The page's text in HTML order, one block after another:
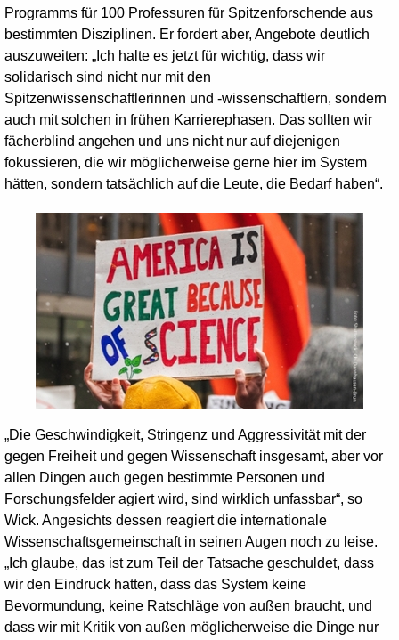
Programms für 100 Professuren für Spitzenforschende aus
bestimmten Disziplinen. Er fordert aber, Angebote deutlich
auszuweiten: „Ich halte es jetzt für wichtig, dass wir
solidarisch sind nicht nur mit den
Spitzenwissenschaftlerinnen und -wissenschaftlern, sondern
auch mit solchen in frühen Karrierephasen. Das sollten wir
fächerblind angehen und uns nicht nur auf diejenigen
fokussieren, die wir möglicherweise gerne hier im System
hätten, sondern tatsächlich auf die Leute, die Bedarf haben“.
„Die Geschwindigkeit, Stringenz und Aggressivität mit der
gegen Freiheit und gegen Wissenschaft insgesamt, aber vor
allen Dingen auch gegen bestimmte Personen und
Forschungsfelder agiert wird, sind wirklich unfassbar“, so
Wick. Angesichts dessen reagiert die internationale
Wissenschaftsgemeinschaft in seinen Augen noch zu leise.
„Ich glaube, das ist zum Teil der Tatsache geschuldet, dass
wir den Eindruck hatten, dass das System keine
Bevormundung, keine Ratschläge von außen braucht, und
dass wir mit Kritik von außen möglicherweise die Dinge nur